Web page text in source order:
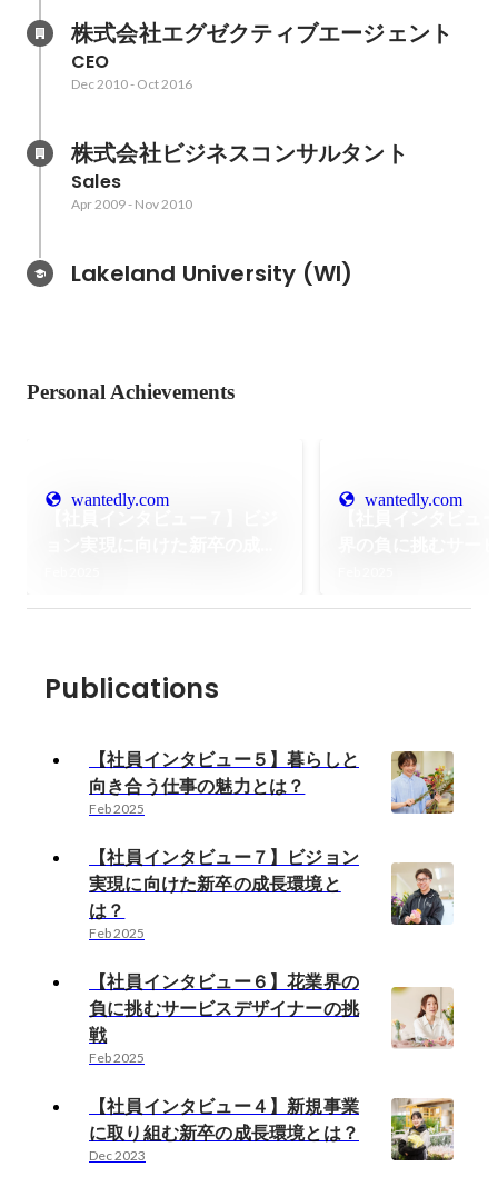
株式会社エグゼクティブエージェント
CEO
Dec 2010- Oct 2016
株式会社ビジネスコンサルタント
Sales
Apr 2009- Nov 2010
Lakeland University (WI)
Personal Achievements
wantedly.com wantedly.com
Publications
【社員インタビュー５】暮らしと
向き合う仕事の魅力とは？
Feb 2025
【社員インタビュー７】ビジョン
実現に向けた新卒の成長環境と
は？
Feb 2025
【社員インタビュー６】花業界の
負に挑むサービスデザイナーの挑
戦
Feb 2025
【社員インタビュー４】新規事業
に取り組む新卒の成長環境とは？
Dec 2023